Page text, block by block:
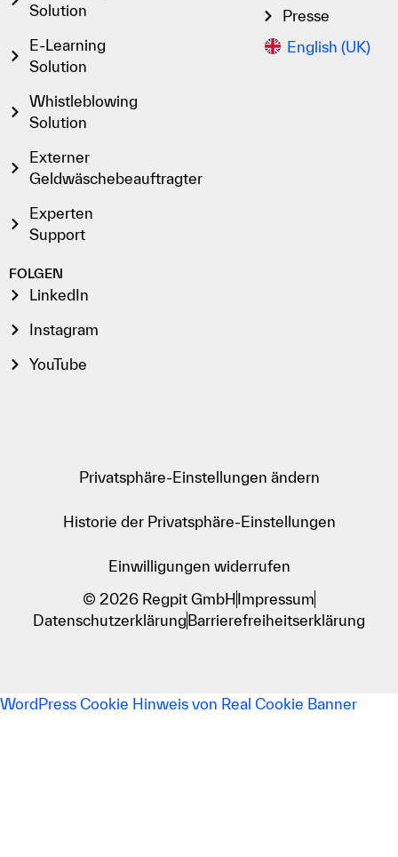
Solution
E-Learning
Solution
Whistleblowing
Solution
Externer
Geldwäschebeauftragter
Experten
Support
Presse
English (UK)
FOLGEN
LinkedIn
Instagram
YouTube
Privatsphäre-Einstellungen ändern
Historie der Privatsphäre-Einstellungen
Einwilligungen widerrufen
© 2026 Regpit GmbHImpressum
DatenschutzerklärungBarrierefreiheitserklärung
WordPress Cookie Hinweis von Real Cookie Banner